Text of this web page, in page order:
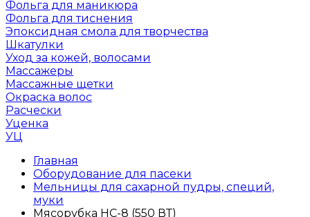
Фольга для маникюра
Фольга для тиснения
Эпоксидная смола для творчества
Шкатулки
Уход за кожей, волосами
Массажеры
Массажные щетки
Окраска волос
Расчески
Уценка
УЦ
Главная
Оборудование для пасеки
Мельницы для сахарной пудры, специй,
муки
Мясорубка HC-8 (550 ВТ)